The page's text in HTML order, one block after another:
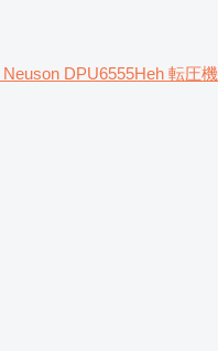
DPU6555Heh 転圧機